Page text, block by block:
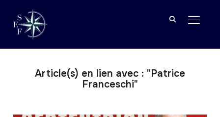
Article(s) en lien avec : "Patrice
Franceschi"